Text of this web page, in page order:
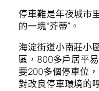
停車難是年夜城市
的一塊“芥蒂”。
海淀街道小南莊小
區，800多戶居平
要200多個停車位
對改良停車環境的